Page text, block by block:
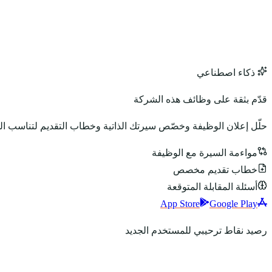
ذكاء اصطناعي
قدّم بثقة على وظائف هذه الشركة
حلّل إعلان الوظيفة وخصّص سيرتك الذاتية وخطاب التقديم لتناسب
مواءمة السيرة مع الوظيفة
خطاب تقديم مخصص
أسئلة المقابلة المتوقعة
App Store
Google Play
رصيد نقاط ترحيبي للمستخدم الجديد